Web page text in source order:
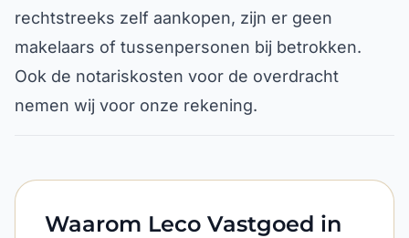
rechtstreeks zelf aankopen, zijn er geen
makelaars of tussenpersonen bij betrokken.
Ook de notariskosten voor de overdracht
nemen wij voor onze rekening.
Waarom Leco Vastgoed in